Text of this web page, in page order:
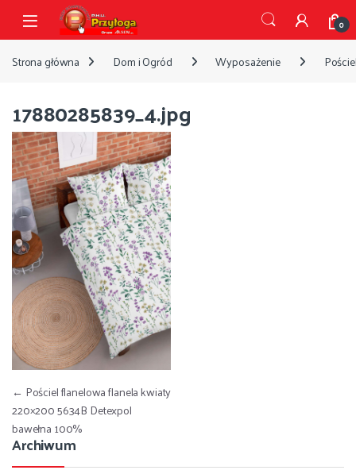
Przejdź do nawigacji
Przejdź do treści
Open 0
Strona główna Dom i Ogród Wyposażenie
17880285839_4.jpg
Nawigacja wpisu
← Pościel flanelowa flanela kwiaty
220×200 5634B Detexpol
bawełna 100%
Archiwum